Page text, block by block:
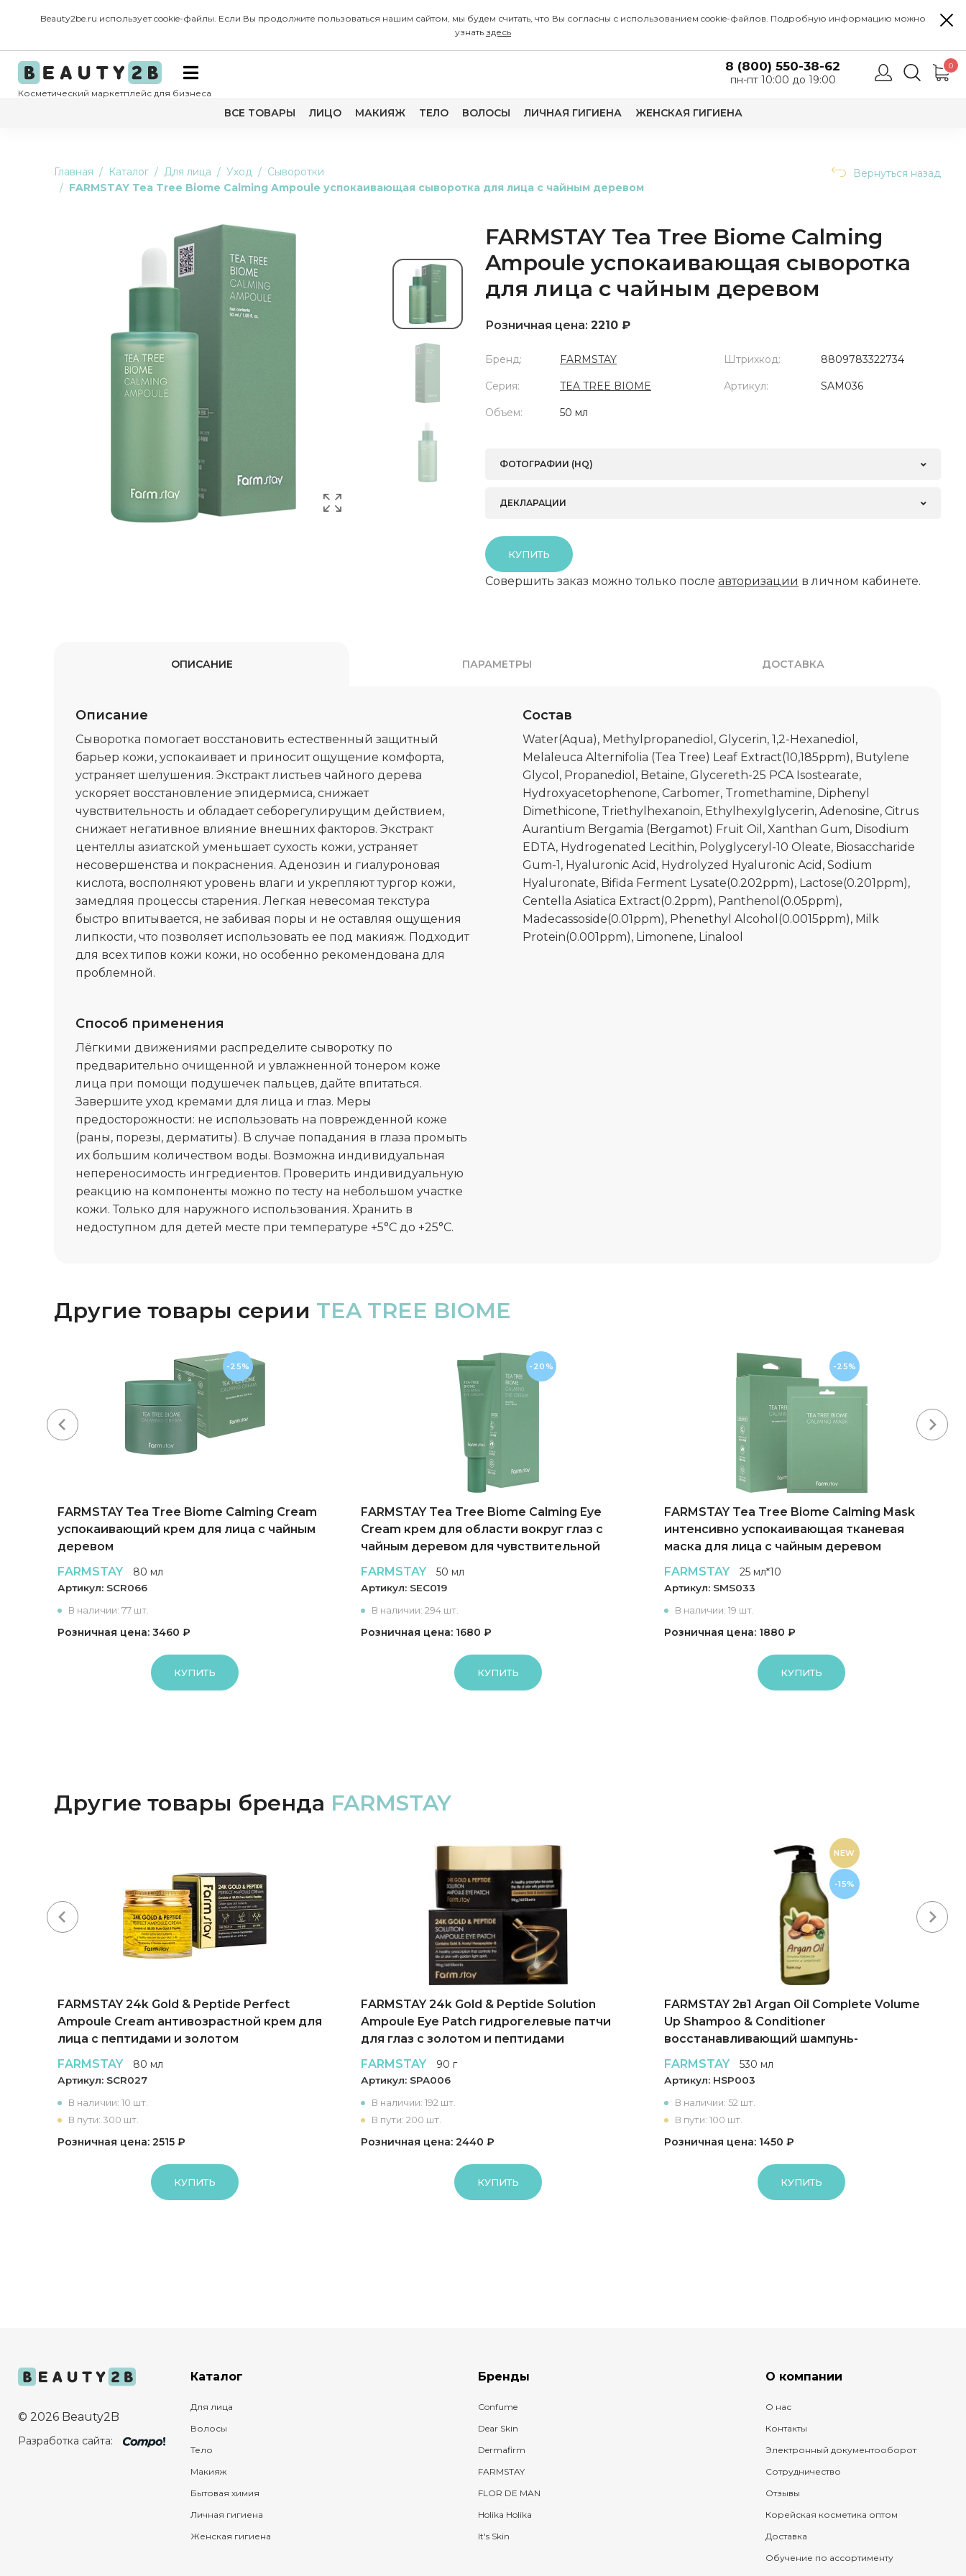
Beauty2be.ru использует cookie-файлы. Если Вы продолжите пользоваться нашим сайтом, мы будем считать, что Вы согласны с использованием cookie-файлов. Подробную информацию можно
узнать здесь
Косметический маркетплейс для бизнеса
8 (800) 550-38-62
пн-пт 10:00 до 19:00
0
ВСЕ ТОВАРЫ ЛИЦО МАКИЯЖ ТЕЛО ВОЛОСЫ ЛИЧНАЯ ГИГИЕНА ЖЕНСКАЯ ГИГИЕНА
Главная Каталог Для лица Уход
Сыворотки
FARMSTAY Tea Tree Biome Calming Ampoule успокаивающая сыворотка для лица с чайным деревом
Вернуться назад
FARMSTAY Tea Tree Biome Calming
Ampoule успокаивающая сыворотка
для лица с чайным деревом
Розничная цена: 2210 ₽
Бренд: FARMSTAY Штрихкод: 8809783322734
Серия: TEA TREE BIOME Артикул: SAM036
Объем: 50 мл
ФОТОГРАФИИ (HQ)
ДЕКЛАРАЦИИ
КУПИТЬ
Совершить заказ можно только после авторизации в личном кабинете.
ОПИСАНИЕ ПАРАМЕТРЫ ДОСТАВКА
Описание
Cыворотка помогает восстановить естественный защитный
барьер кожи, успокаивает и приносит ощущение комфорта,
устраняет шелушения. Экстракт листьев чайного дерева
ускоряет восстановление эпидермиса, снижает
чувствительность и обладает себорегулирущим действием,
снижает негативное влияние внешних факторов. Экстракт
центеллы азиатской уменьшает сухость кожи, устраняет
несовершенства и покраснения. Аденозин и гиалуроновая
кислота, восполняют уровень влаги и укрепляют тургор кожи,
замедляя процессы старения. Легкая невесомая текстура
быстро впитывается, не забивая поры и не оставляя ощущения
липкости, что позволяет использовать ее под макияж. Подходит
для всех типов кожи кожи, но особенно рекомендована для
проблемной.
Способ применения
Лёгкими движениями распределите сыворотку по
предварительно очищенной и увлажненной тонером коже
лица при помощи подушечек пальцев, дайте впитаться.
Завершите уход кремами для лица и глаз. Меры
предосторожности: не использовать на поврежденной коже
(раны, порезы, дерматиты). В случае попадания в глаза промыть
их большим количеством воды. Возможна индивидуальная
непереносимость ингредиентов. Проверить индивидуальную
реакцию на компоненты можно по тесту на небольшом участке
кожи. Только для наружного использования. Хранить в
недоступном для детей месте при температуре +5°C до +25°C.
Состав
Water(Aqua), Methylpropanediol, Glycerin, 1,2-Hexanediol,
Melaleuca Alternifolia (Tea Tree) Leaf Extract(10,185ppm), Butylene
Glycol, Propanediol, Betaine, Glycereth-25 PCA Isostearate,
Hydroxyacetophenone, Carbomer, Tromethamine, Diphenyl
Dimethicone, Triethylhexanoin, Ethylhexylglycerin, Adenosine, Citrus
Aurantium Bergamia (Bergamot) Fruit Oil, Xanthan Gum, Disodium
EDTA, Hydrogenated Lecithin, Polyglyceryl-10 Oleate, Biosaccharide
Gum-1, Hyaluronic Acid, Hydrolyzed Hyaluronic Acid, Sodium
Hyaluronate, Bifida Ferment Lysate(0.202ppm), Lactose(0.201ppm),
Centella Asiatica Extract(0.2ppm), Panthenol(0.05ppm),
Madecassoside(0.01ppm), Phenethyl Alcohol(0.0015ppm), Milk
Protein(0.001ppm), Limonene, Linalool
Другие товары серии TEA TREE BIOME
FARMSTAY Tea Tree Biome Calming Cream
успокаивающий крем для лица с чайным
деревом
FARMSTAY
80 мл
Артикул: SCR066
В наличии: 77 шт.
Розничная цена: 3460 ₽
КУПИТЬ
-25%
FARMSTAY Tea Tree Biome Calming Eye
Cream крем для области вокруг глаз с
чайным деревом для чувствительной
кожи
FARMSTAY 50 мл
Артикул: SEC019
В наличии: 294 шт.
Розничная цена: 1680 ₽
КУПИТЬ
-20%
FARMSTAY Tea Tree Biome Calming Mask
интенсивно успокаивающая тканевая
маска для лица с чайным деревом
FARMSTAY
25 мл*10
Артикул: SMS033
В наличии: 19 шт.
Розничная цена: 1880 ₽
КУПИТЬ
-25%
Next
Другие товары бренда FARMSTAY
FARMSTAY 24k Gold & Peptide Perfect
Ampoule Cream антивозрастной крем для
лица с пептидами и золотом
FARMSTAY
80 мл
Артикул: SCR027
В наличии: 10 шт.
В пути: 300 шт.
Розничная цена: 2515 ₽
КУПИТЬ
FARMSTAY 24k Gold & Peptide Solution
Ampoule Eye Patch гидрогелевые патчи
для глаз с золотом и пептидами
FARMSTAY
90 г
Артикул: SPA006
В наличии: 192 шт.
В пути: 200 шт.
Розничная цена: 2440 ₽
КУПИТЬ
FARMSTAY 2в1 Argan Oil Complete Volume
Up Shampoo & Conditioner
восстанавливающий шампунь-
кондиционер для волос
FARMSTAY 530 мл
Артикул: HSP003
В наличии: 52 шт.
В пути: 100 шт.
Розничная цена: 1450 ₽
КУПИТЬ
NEW
-15%
Next
© 2026 Beauty2B
Разработка сайта:
Каталог
Для лица
Волосы
Тело
Макияж
Бытовая химия
Личная гигиена
Женская гигиена
Бренды
Confume
Dear Skin
Dermafirm
FARMSTAY
FLOR DE MAN
Holika Holika
It's Skin
О компании
О нас
Контакты
Электронный документооборот
Сотрудничество
Отзывы
Корейская косметика оптом
Доставка
Обучение по ассортименту